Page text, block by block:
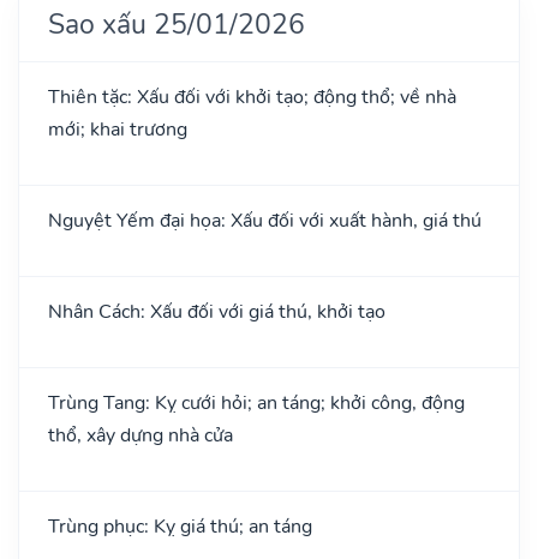
Sao xấu 25/01/2026
Thiên tặc: Xấu đối với khởi tạo; động thổ; về nhà
mới; khai trương
Nguyệt Yếm đại họa: Xấu đối với xuất hành, giá thú
Nhân Cách: Xấu đối với giá thú, khởi tạo
Trùng Tang: Kỵ cưới hỏi; an táng; khởi công, động
thổ, xây dựng nhà cửa
Trùng phục: Kỵ giá thú; an táng